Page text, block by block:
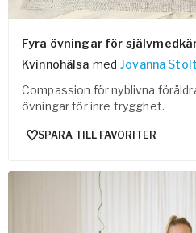
Fyra övningar för
Kvinnohälsa med Jovanna Stolt
Compassion för nyblivna
övningar för inre trygghet.
SPARA TILL FAVORITER